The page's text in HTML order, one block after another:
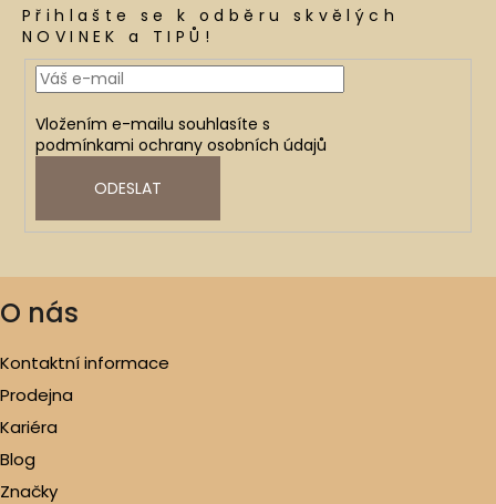
Přihlašte se k odběru skvělých
NOVINEK a TIPŮ!
Vložením e-mailu souhlasíte s
podmínkami ochrany osobních údajů
ODESLAT
O nás
Kontaktní informace
Prodejna
Kariéra
Blog
Značky